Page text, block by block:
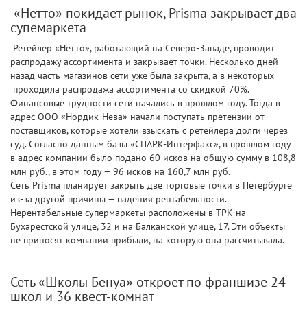
«Нетто» покидает рынок, Prisma закрывает два
супемаркета
Ретейлер «Нетто», работающий на Северо-Западе, проводит
распродажу ассортимента и закрывает точки. Несколько дней
назад часть магазинов сети уже была закрыта, а в некоторых
проходила распродажа ассортимента со скидкой 70%.
Финансовые трудности сети начались в прошлом году. Тогда в
адрес ООО «Нордик-Нева» начали поступать претензии от
поставщиков, которые хотели взыскать с ретейлера долги через
суд. Согласно данным базы «СПАРК-Интерфакс», в прошлом году
в адрес компании было подано 60 исков на общую сумму в 108,8
млн руб., в этом году — 96 исков на 160,7 млн руб.
Сеть Prisma планирует закрыть две торговые точки в Петербурге
из-за другой причины — падения рентабельности.
Нерентабельные супермаркеты расположены в ТРК на
Бухарестской улице, 32 и на Балканской улице, 17. Эти объекты
не приносят компании прибыли, на которую она рассчитывала.
Сеть «Школы Бенуа» откроет по франшизе 24
школ и 36 квест-комнат